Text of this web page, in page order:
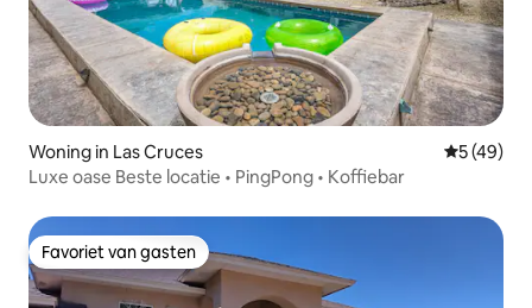
Woning in Las Cruces
5 (49)
Luxe oase Beste locatie • PingPong • Koffiebar
Favoriet van gasten
Favoriet van gasten